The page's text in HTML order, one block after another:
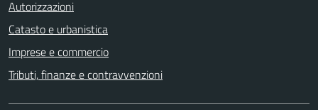
Autorizzazioni
Catasto e urbanistica
Imprese e commercio
Tributi, finanze e contravvenzioni